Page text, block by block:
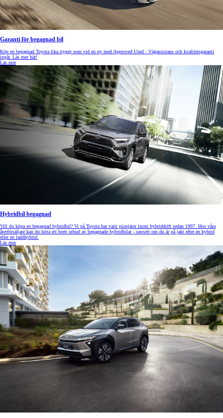
Garanti för begagnad bil
Köp en begagnad Toyota lika tryggt som vid en ny med Approved Used - Vägassistans och kvalitetsgaranti
ingår. Läs mer här!
Läs mer
Hybridbil begagnad
Vill du köpa en begagnad hybridbil? Vi på Toyota har varit pionjärer inom hybriddrift sedan 1997. Hos våra
återförsäljare kan du hitta ett brett utbud av begagnade hybridbilar - oavsett om du är på jakt efter en hybrid
eller en laddhybrid.
Läs mer